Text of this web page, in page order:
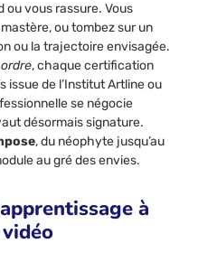
ou vous rassure. Vous
ou tombez sur un
ou la trajectoire envisagée.
, chaque certification
issue de l’Institut Artline ou
se négocie
désormais signature.
, du néophyte jusqu’au
au gré des envies.
à